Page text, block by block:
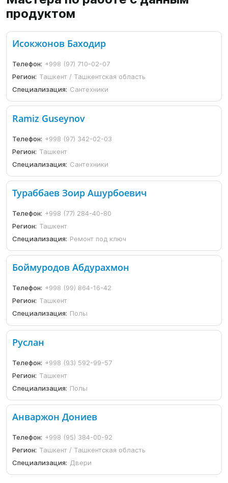
продуктом
Исокжонов Баходир
Телефон: +998 (97) 710-02-07
Регион: Ташкент / Ташкентская область
Специализация: Сантехники
Ramiz Guseynov
Телефон: +998 (97) 342-02-03
Регион: Ташкент
Специализация: Сантехники
Тураббаев Зоир Ашурбоевич
Телефон: +998 (77) 284-40-80
Регион: Ташкент
Специализация: Ремонт под ключ
Боймуродов Абдурахмон
Телефон: +998 (99) 864-16-42
Регион: Ташкент
Специализация: Полы
Руслан
Телефон: +998 (93) 592-99-57
Регион: Ташкент
Специализация: Полы
Анваржон Дониев
Телефон: +998 (95) 384-00-92
Регион: Ташкент / Ташкентская область
Специализация: Двери